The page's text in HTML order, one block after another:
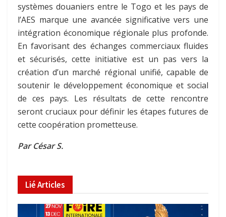
systèmes douaniers entre le Togo et les pays de
l’AES marque une avancée significative vers une
intégration économique régionale plus profonde.
En favorisant des échanges commerciaux fluides
et sécurisés, cette initiative est un pas vers la
création d’un marché régional unifié, capable de
soutenir le développement économique et social
de ces pays. Les résultats de cette rencontre
seront cruciaux pour définir les étapes futures de
cette coopération prometteuse.
Par César S.
LiéArticles